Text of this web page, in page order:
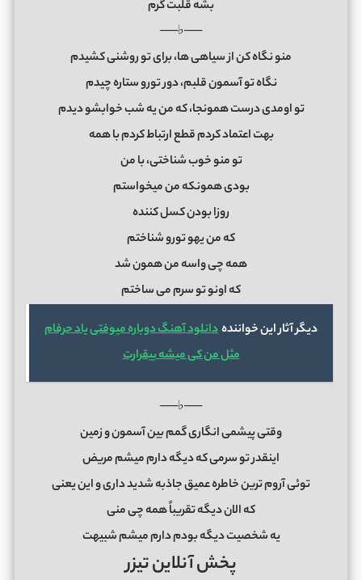
بشه قلبت گرم
──♭──
منو نگاه کن از سیاهی ها، برای تو روشنی کشیدم
نگاه تو آسمون قلبم، دور تورو ستاره چیدم
تو اومدی درست همونجا، که من یه شب خوابشو دیدم
بهت اعتماد کردم قطع ارتباط کردم با همه
تو منو خوب شناختی، با من
بودی همونکه من میخواستم
روزا بودن کسل کننده
که من یهو تورو شناختم
همه چی واسه من همون شد
که اونو تو سرم می ساختم
دیگر آثار این خوانندهدانلود آهنگ دوباره میوفتی یاد حرفام
مثل من کی میشه بیقرارت
──♭──
وقتی پیشمی انگاری گمم بین آسمون و زمین
اینقدر تو سرمی که دیگه دارم میشم مریض
توئی آروم ترین خاطره عمیق جاذبه شدید داری و این یعنی
که الان دیگه تقریباً همه چی منی
یه شخصیت دیگه بودم دارم میشم شبیهت
پخش آنلاین تیزر